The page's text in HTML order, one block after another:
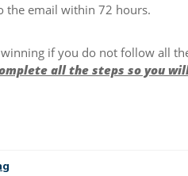
the email within 72 hours.
if you do not follow all
all the steps so you